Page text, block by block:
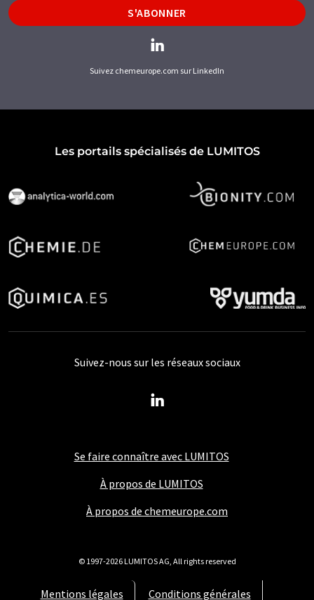
S'ABONNER
Suivez chemeurope.com sur LinkedIn
Les portails spécialisés de LUMITOS
Se faire connaître avec LUMITOS
À propos de LUMITOS
À propos de chemeurope.com
Mentions légales Conditions générales
Suivez-nous sur les réseaux sociaux
© 1997-2026 LUMITOS AG, All rights reserved